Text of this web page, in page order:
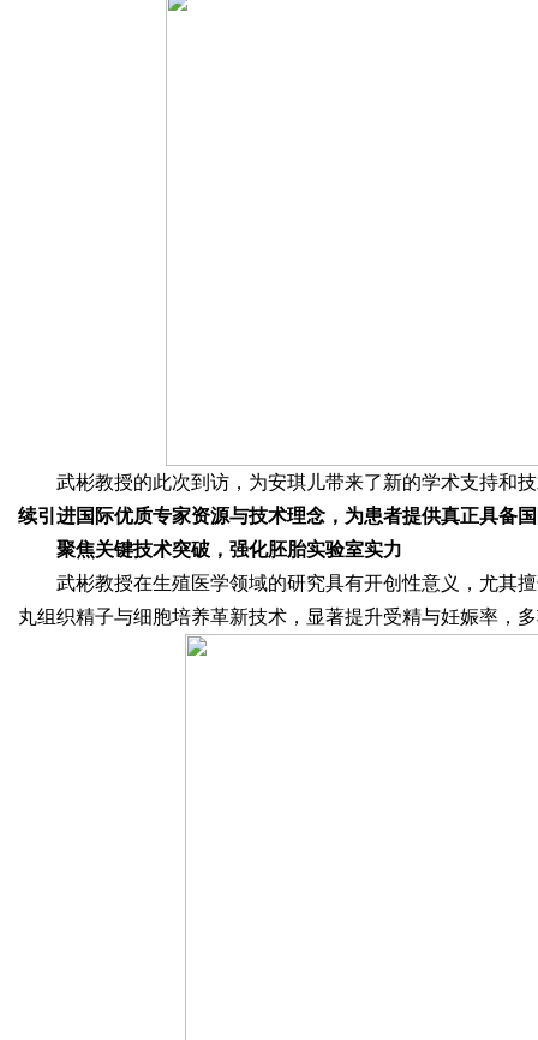
武彬教授的此次到访，为安琪儿带来了新的学术支持和
续引进国际优质专家资源与技术理念，为患者提供真正具备
聚焦关键技术突破，强化胚胎实验室实力
武彬教授在生殖医学领域的研究具有开创性意义，尤其
丸组织精子与细胞培养革新技术，显著提升受精与妊娠率，